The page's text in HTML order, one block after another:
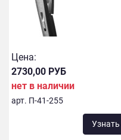
Цена:
2730,00 РУБ
нет в наличии
арт. П-41-255